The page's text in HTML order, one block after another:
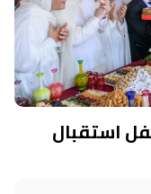
استقبال